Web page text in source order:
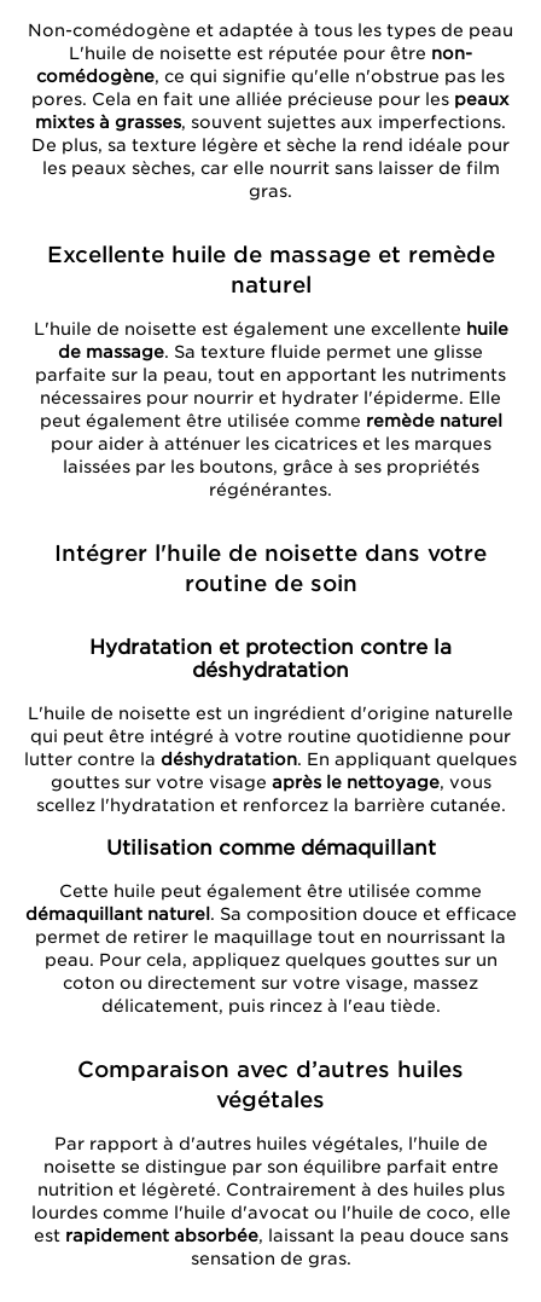
Non-comédogène et adaptée à tous les types de peau
L'huile de noisette est réputée pour être non-
comédogène, ce qui signifie qu'elle n'obstrue pas les
pores. Cela en fait une alliée précieuse pour les peaux
mixtes à grasses, souvent sujettes aux imperfections.
De plus, sa texture légère et sèche la rend idéale pour
les peaux sèches, car elle nourrit sans laisser de film
gras.
Excellente huile de massage et remède
naturel
L'huile de noisette est également une excellente huile
de massage. Sa texture fluide permet une glisse
parfaite sur la peau, tout en apportant les nutriments
nécessaires pour nourrir et hydrater l'épiderme. Elle
peut également être utilisée comme remède naturel
pour aider à atténuer les cicatrices et les marques
laissées par les boutons, grâce à ses propriétés
régénérantes.
Intégrer l'huile de noisette dans votre
routine de soin
Hydratation et protection contre la
déshydratation
L'huile de noisette est un ingrédient d'origine naturelle
qui peut être intégré à votre routine quotidienne pour
lutter contre la déshydratation. En appliquant quelques
gouttes sur votre visage après le nettoyage, vous
scellez l'hydratation et renforcez la barrière cutanée.
Utilisation comme démaquillant
Cette huile peut également être utilisée comme
démaquillant naturel. Sa composition douce et efficace
permet de retirer le maquillage tout en nourrissant la
peau. Pour cela, appliquez quelques gouttes sur un
coton ou directement sur votre visage, massez
délicatement, puis rincez à l'eau tiède.
Comparaison avec d’autres huiles
végétales
Par rapport à d'autres huiles végétales, l'huile de
noisette se distingue par son équilibre parfait entre
nutrition et légèreté. Contrairement à des huiles plus
lourdes comme l'huile d'avocat ou l'huile de coco, elle
est rapidement absorbée, laissant la peau douce sans
sensation de gras.